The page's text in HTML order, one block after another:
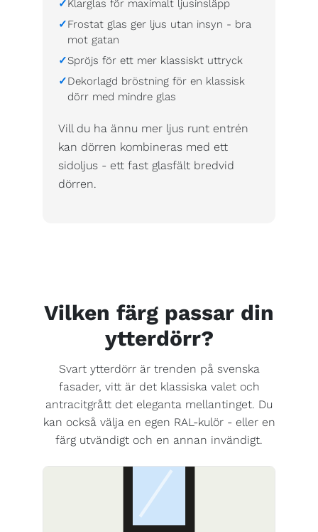
Klarglas för maximalt ljusinsläpp
Frostat glas ger ljus utan insyn - bra
mot gatan
Spröjs för ett mer klassiskt uttryck
Dekorlagd bröstning för en klassisk
dörr med mindre glas
Vill du ha ännu mer ljus runt entrén
kan dörren kombineras med ett
sidoljus - ett fast glasfält bredvid
dörren.
Vilken färg passar din
ytterdörr?
Svart ytterdörr är trenden på svenska
fasader, vitt är det klassiska valet och
antracitgrått det eleganta mellantinget. Du
kan också välja en egen RAL-kulör - eller en
färg utvändigt och en annan invändigt.